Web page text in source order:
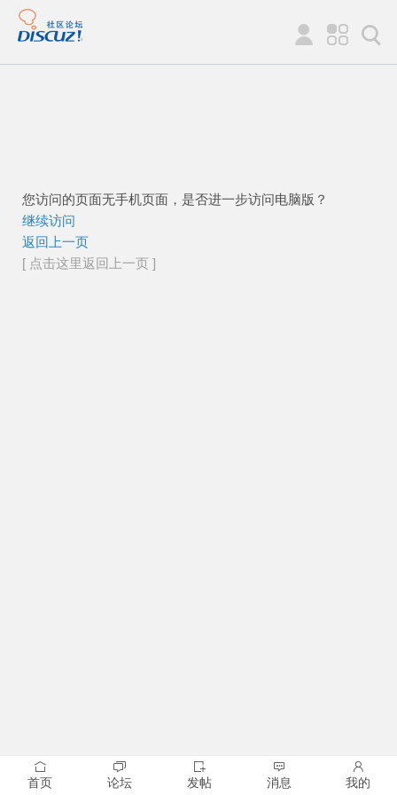
您访问的页面无手机页面，是否进一步访问电脑版？
继续访问
返回上一页
[ 点击这里返回上一页 ]
首页 论坛 发帖 消息 我的